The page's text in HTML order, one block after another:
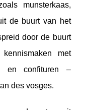
munsterkaas,
de buurt van het
door de buurt
met
en confituren –
des vosges.